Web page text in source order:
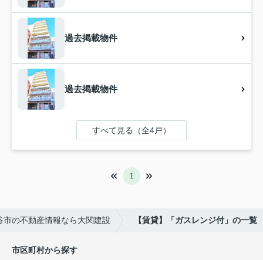
過去掲載物件
過去掲載物件
すべて見る（全4戸）
1
市の不動産情報なら大関建設 【賃貸】「ガスレンジ付」の一覧
市区町村から探す